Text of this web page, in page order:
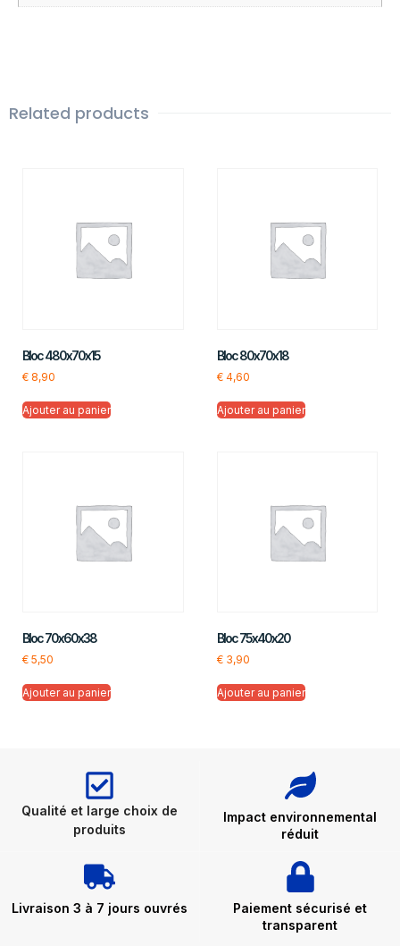
Related products
Bloc 480x70x15
€ 8,90
Ajouter au panier
Bloc 80x70x18
€4,60
Ajouter au panier
Bloc 70x60x38
€ 5,50
Ajouter au panier
Bloc 75x40x20
€3,90
Ajouter au panier
Qualité et large choix de
produits
Impact environnemental
réduit
Livraison 3 à 7 jours ouvrés
Paiement sécurisé et
transparent